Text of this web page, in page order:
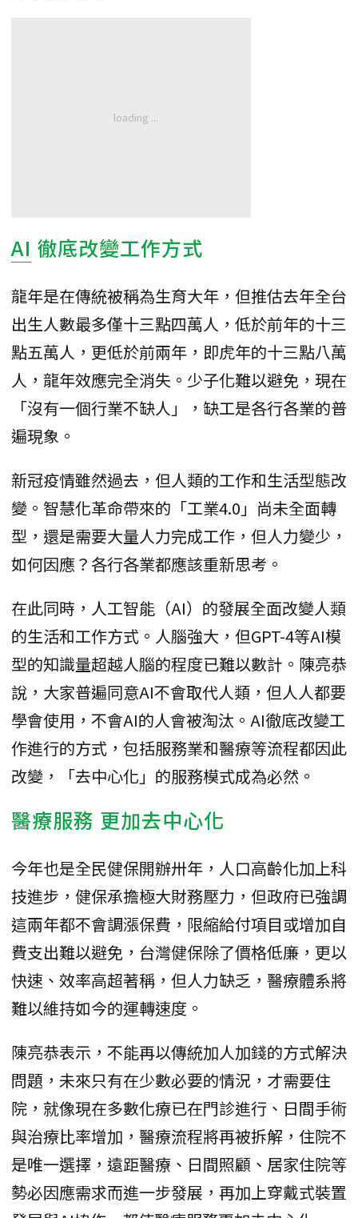
AI 徹底改變工作方式
龍年是在傳統被稱為生育大年，但推估去年全台
出生人數最多僅十三點四萬人，低於前年的十三
點五萬人，更低於前兩年，即虎年的十三點八萬
人，龍年效應完全消失。少子化難以避免，現在
「沒有一個行業不缺人」，缺工是各行各業的普
遍現象。
新冠疫情雖然過去，但人類的工作和生活型態改
變。智慧化革命帶來的「工業4.0」尚未全面轉
型，還是需要大量人力完成工作，但人力變少，
如何因應？各行各業都應該重新思考。
在此同時，人工智能（AI）的發展全面改變人類
的生活和工作方式。人腦強大，但GPT-4等AI模
型的知識量超越人腦的程度已難以數計。陳亮恭
說，大家普遍同意AI不會取代人類，但人人都要
學會使用，不會AI的人會被淘汰。AI徹底改變工
作進行的方式，包括服務業和醫療等流程都因此
改變，「去中心化」的服務模式成為必然。
醫療服務 更加去中心化
今年也是全民健保開辦卅年，人口高齡化加上科
技進步，健保承擔極大財務壓力，但政府已強調
這兩年都不會調漲保費，限縮給付項目或增加自
費支出難以避免，台灣健保除了價格低廉，更以
快速、效率高超著稱，但人力缺乏，醫療體系將
難以維持如今的運轉速度。
陳亮恭表示，不能再以傳統加人加錢的方式解決
問題，未來只有在少數必要的情況，才需要住
院，就像現在多數化療已在門診進行、日間手術
與治療比率增加，醫療流程將再被拆解，住院不
是唯一選擇，遠距醫療、日間照顧、居家住院等
勢必因應需求而進一步發展，再加上穿戴式裝置